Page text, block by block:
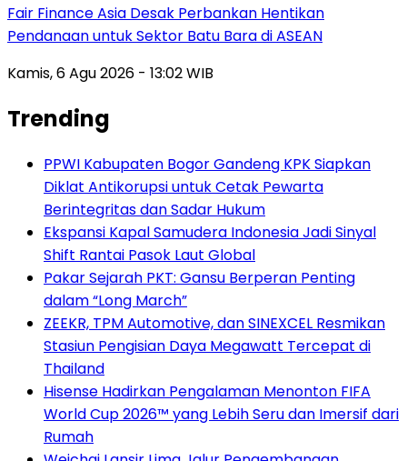
Fair Finance Asia Desak Perbankan Hentikan
Pendanaan untuk Sektor Batu Bara di ASEAN
Kamis, 6 Agu 2026 - 13:02 WIB
Trending
PPWI Kabupaten Bogor Gandeng KPK Siapkan
Diklat Antikorupsi untuk Cetak Pewarta
Berintegritas dan Sadar Hukum
Ekspansi Kapal Samudera Indonesia Jadi Sinyal
Shift Rantai Pasok Laut Global
Pakar Sejarah PKT: Gansu Berperan Penting
dalam “Long March”
ZEEKR, TPM Automotive, dan SINEXCEL Resmikan
Stasiun Pengisian Daya Megawatt Tercepat di
Thailand
Hisense Hadirkan Pengalaman Menonton FIFA
World Cup 2026™ yang Lebih Seru dan Imersif dari
Rumah